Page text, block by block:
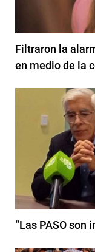
Filtraron la
en medio de la
“Las PASO son